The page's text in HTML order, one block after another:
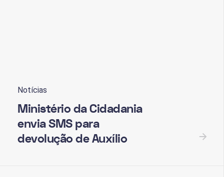
Notícias
Ministério da Cidadania
envia SMS para
devolução de Auxílio